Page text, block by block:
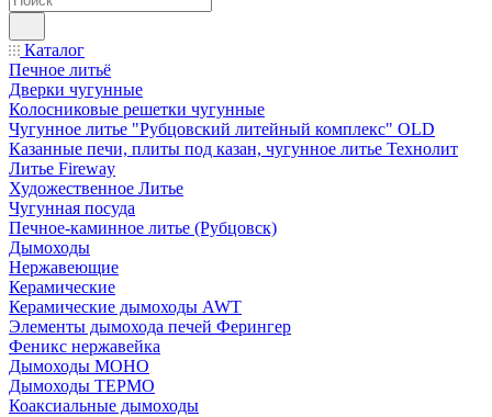
Каталог
Печное литьё
Дверки чугунные
Колосниковые решетки чугунные
Чугунное литье "Рубцовский литейный комплекс" OLD
Казанные печи, плиты под казан, чугунное литье Технолит
Литье Fireway
Художественное Литье
Чугунная посуда
Печное-каминное литье (Рубцовск)
Дымоходы
Нержавеющие
Керамические
Керамические дымоходы AWT
Элементы дымохода печей Ферингер
Феникс нержавейка
Дымоходы МОНО
Дымоходы ТЕРМО
Коаксиальные дымоходы